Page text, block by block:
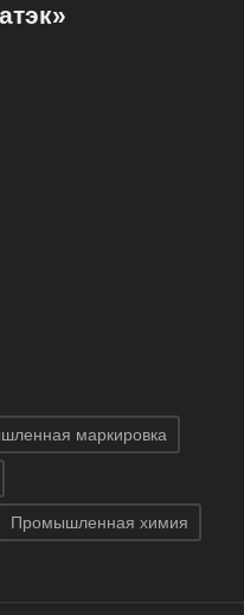
маркировка
Промышленная химия